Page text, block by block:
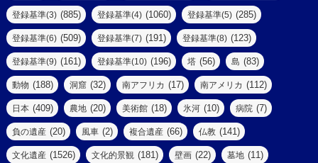
(39)
(290)
(7)
(6)
(3)
(3)
(61)
(9)
(2)
(17)
(8)
(4)
(8)
(2)
(2)
(10)
登録基準(3) (885) 登録基準(4) (1060) 登録基準(5) (285)
登録基準(6) (509) 登録基準(7) (191) 登録基準(8) (123)
登録基準(9) (161) 登録基準(10) (196) 塔 (56) 島 (83)
動物 (188) 洞窟 (32) 南アフリカ (17) 南アメリカ (112)
日本 (409) 農地 (20) 美術館 (18) 氷河 (10) 病院 (7)
負の遺産 (20) 風車 (2) 複合遺産 (66) 仏教 (141)
文化遺産 (1526) 文化的景観 (181) 壁画 (22) 墓地 (11)